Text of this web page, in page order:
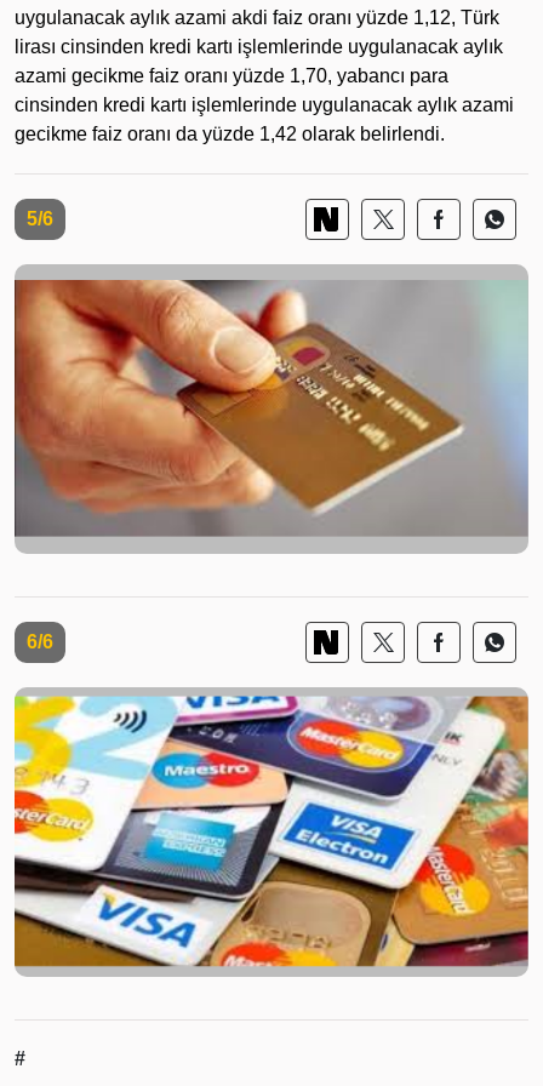
uygulanacak aylık azami akdi faiz oranı yüzde 1,12, Türk
lirası cinsinden kredi kartı işlemlerinde uygulanacak aylık
azami gecikme faiz oranı yüzde 1,70, yabancı para
cinsinden kredi kartı işlemlerinde uygulanacak aylık azami
gecikme faiz oranı da yüzde 1,42 olarak belirlendi.
5/6
6/6
#